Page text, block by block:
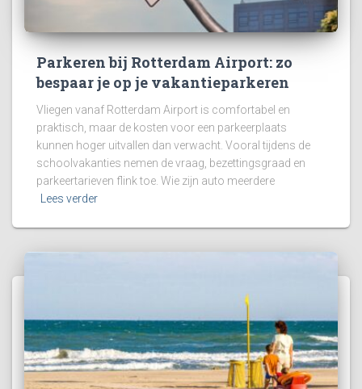
Parkeren bij Rotterdam Airport: zo
bespaar je op je vakantieparkeren
Vliegen vanaf Rotterdam Airport is comfortabel en
praktisch, maar de kosten voor een parkeerplaats
kunnen hoger uitvallen dan verwacht. Vooral tijdens de
schoolvakanties nemen de vraag, bezettingsgraad en
parkeertarieven flink toe. Wie zijn auto meerdere
Lees verder